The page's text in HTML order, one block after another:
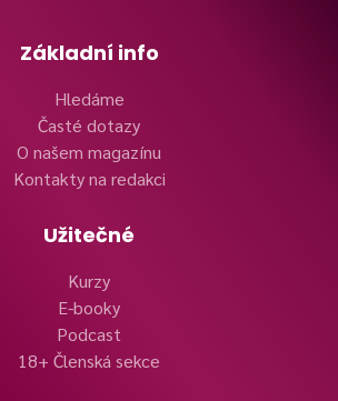
Základní info
Hledáme
Časté dotazy
O našem magazínu
Kontakty na redakci
Užitečné
Kurzy
E-booky
Podcast
18+ Členská sekce